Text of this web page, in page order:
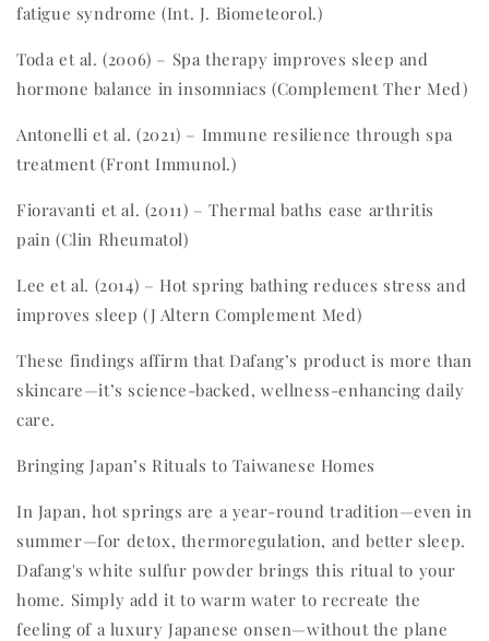
fatigue syndrome (Int. J. Biometeorol.)
Toda et al. (2006) – Spa therapy improves sleep and
hormone balance in insomniacs (Complement Ther Med)
Antonelli et al. (2021) – Immune resilience through spa
treatment (Front Immunol.)
Fioravanti et al. (2011) – Thermal baths ease arthritis
pain (Clin Rheumatol)
Lee et al. (2014) – Hot spring bathing reduces stress and
improves sleep (J Altern Complement Med)
These findings affirm that Dafang’s product is more than
skincare—it’s science-backed, wellness-enhancing daily
care.
Bringing Japan’s Rituals to Taiwanese Homes
In Japan, hot springs are a year-round tradition—even in
summer—for detox, thermoregulation, and better sleep.
Dafang's white sulfur powder brings this ritual to your
home. Simply add it to warm water to recreate the
feeling of a luxury Japanese onsen—without the plane